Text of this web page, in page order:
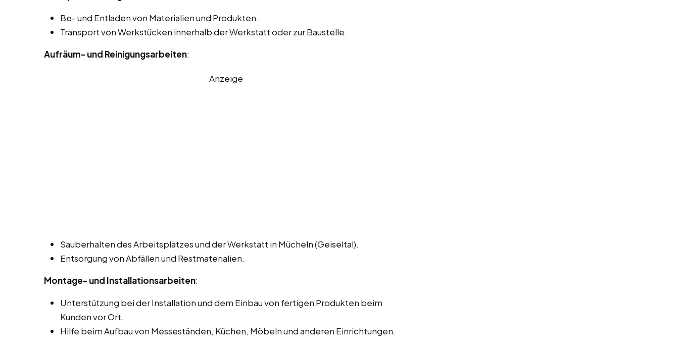
Be- und Entladen von Materialien und Produkten.
Transport von Werkstücken innerhalb der Werkstatt oder zur Baustelle.
Aufräum- und Reinigungsarbeiten:
Anzeige
Sauberhalten des Arbeitsplatzes und der Werkstatt in Mücheln (Geiseltal).
Entsorgung von Abfällen und Restmaterialien.
Montage- und Installationsarbeiten:
Unterstützung bei der Installation und dem Einbau von fertigen Produkten beim
Kunden vor Ort.
Hilfe beim Aufbau von Messeständen, Küchen, Möbeln und anderen Einrichtungen.